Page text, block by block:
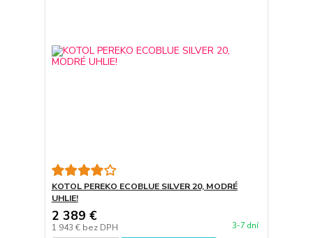
KOTOL PEREKO ECOBLUE SILVER 20, MODRÉ
UHLIE!
2 389 €
1 943 € bez DPH 3-7 dní